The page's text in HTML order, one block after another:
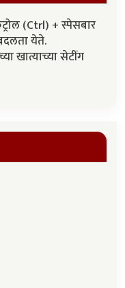
(Ctrl) + स्पेसबार
येते.
खात्याच्या सेटींग